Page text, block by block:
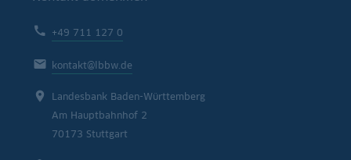
+49 711 127 0
kontakt@lbbw.de
Landesbank Baden-Württemberg
Am Hauptbahnhof 2
70173 Stuttgart